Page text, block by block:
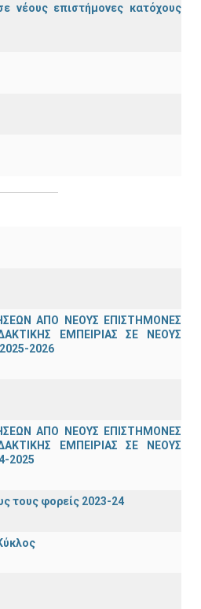
νέους επιστήμονες κατόχους
ΑΠΟ ΝΕΟΥΣ ΕΠΙΣΤΗΜΟΝΕΣ
ΕΜΠΕΙΡΙΑΣ ΣΕ ΝΕΟΥΣ
2026
ΑΠΟ ΝΕΟΥΣ ΕΠΙΣΤΗΜΟΝΕΣ
ΕΜΠΕΙΡΙΑΣ ΣΕ ΝΕΟΥΣ
2025
τους φορείς 2023-24